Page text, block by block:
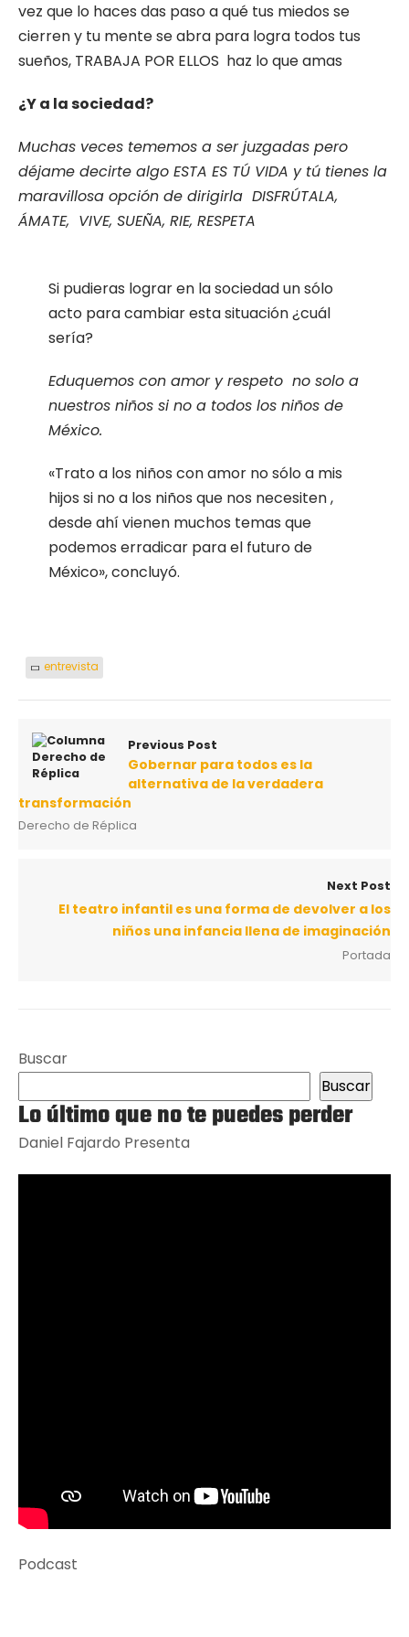
vez que lo haces das paso a qué tus miedos se
cierren y tu mente se abra para logra todos tus
sueños, TRABAJA POR ELLOS haz lo que amas
¿Y a la sociedad?
Muchas veces tememos a ser juzgadas pero
déjame decirte algo ESTA ES TÚ VIDA y tú tienes la
maravillosa opción de dirigirla DISFRÚTALA,
ÁMATE, VIVE, SUEÑA, RIE, RESPETA
Si pudieras lograr en la sociedad un sólo
acto para cambiar esta situación ¿cuál
sería?
Eduquemos con amor y respeto no solo a
nuestros niños si no a todos los niños de
México.
«Trato a los niños con amor no sólo a mis
hijos si no a los niños que nos necesiten ,
desde ahí vienen muchos temas que
podemos erradicar para el futuro de
México», concluyó.
entrevista
Previous Post
Gobernar para todos es la
alternativa de la verdadera
transformación
Derecho de Réplica
Next Post
El teatro infantil es una forma de devolver a los
niños una infancia llena de imaginación
Portada
Buscar
Buscar
Lo último que no te puedes perder
Daniel Fajardo Presenta
Podcast